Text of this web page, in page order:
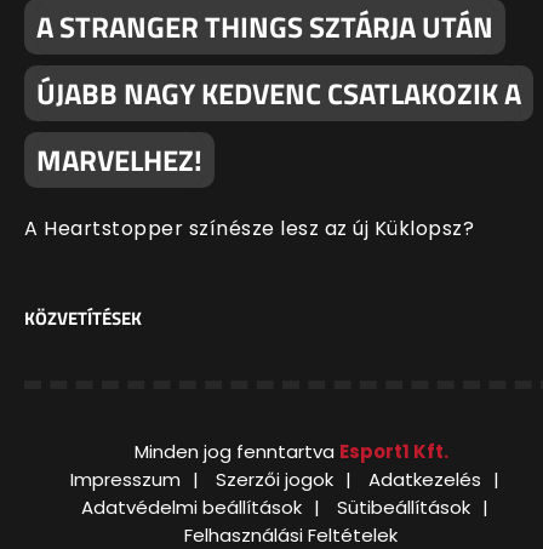
A STRANGER THINGS SZTÁRJA UTÁN
ÚJABB NAGY KEDVENC CSATLAKOZIK A
MARVELHEZ!
A Heartstopper színésze lesz az új Küklopsz?
KÖZVETÍTÉSEK
Minden jog fenntartva Esport1 Kft.
Impresszum
Szerzői jogok
Adatkezelés
Adatvédelmi beállítások
Sütibeállítások
Felhasználási Feltételek